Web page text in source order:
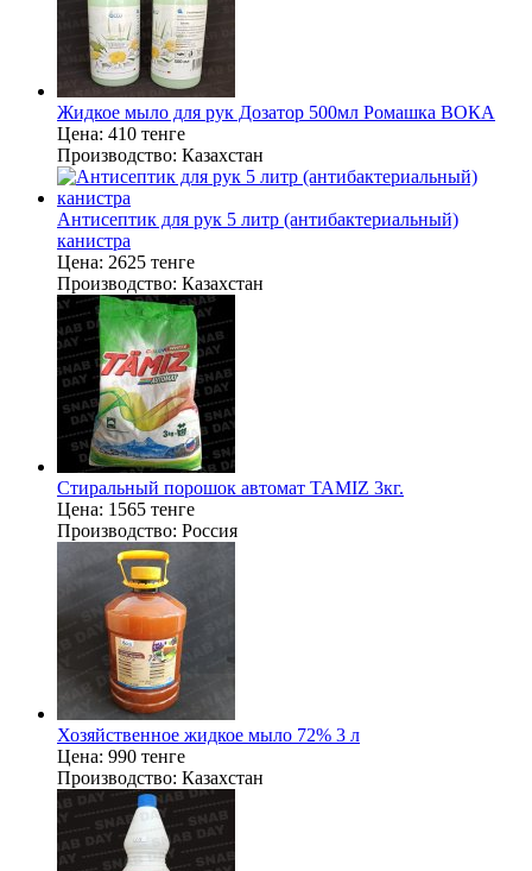
Жидкое мыло для рук Дозатор 500мл Ромашка ВОКА
Цена: 410 тенге
Производство: Казахстан
Антисептик для рук 5 литр (антибактериальный)
канистра
Цена: 2625 тенге
Производство: Казахстан
Стиральный порошок автомат TAMIZ 3кг.
Цена: 1565 тенге
Производство: Россия
Хозяйственное жидкое мыло 72% 3 л
Цена: 990 тенге
Производство: Казахстан